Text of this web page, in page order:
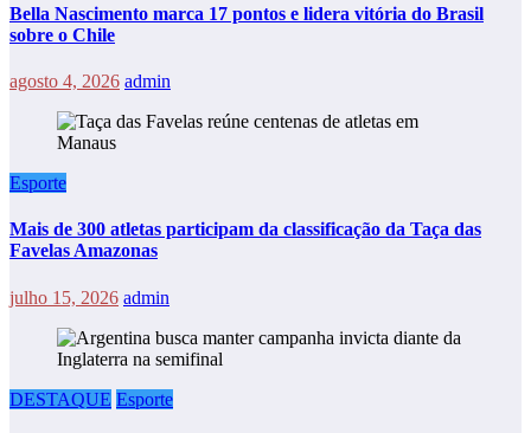
Bella Nascimento marca 17 pontos e lidera vitória do Brasil
sobre o Chile
agosto 4, 2026 admin
Esporte
Mais de 300 atletas participam da classificação da Taça das
Favelas Amazonas
julho 15, 2026 admin
DESTAQUE Esporte